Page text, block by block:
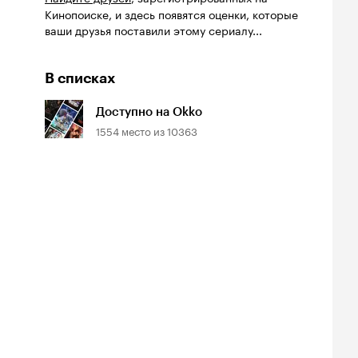
Кинопоиске, и здесь появятся оценки, которые
ваши друзья поставили этому сериалу...
В списках
Доступно на Okko
1554 место из10363